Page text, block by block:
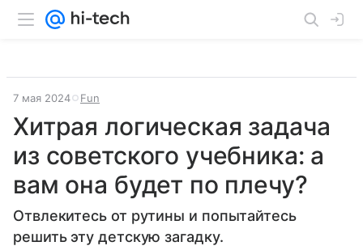
7 мая 2024 Fun
Хитрая логическая задача
из советского учебника: а
вам она будет по плечу?
Отвлекитесь от рутины и попытайтесь
решить эту детскую загадку.